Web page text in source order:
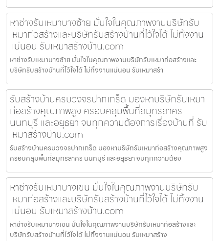
หาช่างรับเหมาบางซ้าย มั่นใจในคุณภาพงานบริษัทรับ
เหมาก่อสร้างและบริษัทรับสร้างบ้านที่ไว้ใจได้ ไม่ทิ้งงาน
แน่นอน รับเหมาสร้างบ้าน.com
หาช่างรับเหมาบางซ้าย มั่นใจในคุณภาพงานบริษัทรับเหมาก่อสร้างและ
บริษัทรับสร้างบ้านที่ไว้ใจได้ ไม่ทิ้งงานแน่นอน รับเหมาสร้า
รับสร้างบ้านครบวงจรปากเกร็ด มองหาบริษัทรับเหมา
ก่อสร้างคุณภาพสูง ครอบคลุมพื้นที่สมุทรสาคร
นนทบุรี และอยุธยา จบทุกความต้องการเรื่องบ้านที่ รับ
เหมาสร้างบ้าน.com
รับสร้างบ้านครบวงจรปากเกร็ด มองหาบริษัทรับเหมาก่อสร้างคุณภาพสูง
ครอบคลุมพื้นที่สมุทรสาคร นนทบุรี และอยุธยา จบทุกความต้อง
หาช่างรับเหมาบางเขน มั่นใจในคุณภาพงานบริษัทรับ
เหมาก่อสร้างและบริษัทรับสร้างบ้านที่ไว้ใจได้ ไม่ทิ้งงาน
แน่นอน รับเหมาสร้างบ้าน.com
หาช่างรับเหมาบางเขน มั่นใจในคุณภาพงานบริษัทรับเหมาก่อสร้างและ
บริษัทรับสร้างบ้านที่ไว้ใจได้ ไม่ทิ้งงานแน่นอน รับเหมาสร้าง